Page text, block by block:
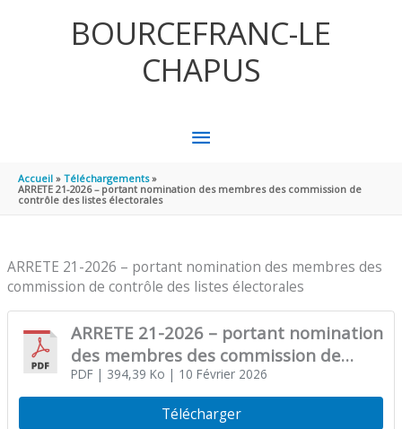
BOURCEFRANC-LE
CHAPUS
MENU
PRINCIPAL
Accueil
Téléchargements
ARRETE 21-2026 – portant nomination des membres des commission de
contrôle des listes électorales
ARRETE 21-2026 – portant nomination des membres des
commission de contrôle des listes électorales
ARRETE 21-2026 – portant nomination
des membres des commission de
contrôle des listes électorales
PDF| 394,39 Ko | 10 Février 2026
Télécharger